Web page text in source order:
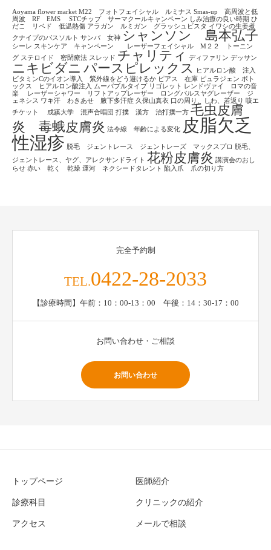
Aoyama flower market M22 フォトフェイシャル ルミナス Smas-up 高周波と低
周波 RF EMS
STCチップ サーマクールキャンペーン しみ治療の良い時期 ひ
だこ リベド 低温熱傷 アラガン ルミガン グラッシュビスタ イワシの生姜煮
クナイプのバスソルト サンバ 女神 シャンソン 島本弘子
シーレ スキンケア キャンペーン レーザーフェイシャル M２２ トーニン
グ ステロイド 密閉療法 スレッド チャリティ ディファリン デッサン
ニキビダニ パースピレックス
ヒアルロン酸 注入
ビタミンCのイオン導入 紫外線をどう避けるか ピアス 在庫 ピュラジェン ボト
ックス ヒアルロン酸注入
ムーバブルタイプ リゴレット レンドヴァイ ロマの音
楽
レーザーシャワー リフトアップレーザー ロングパルスヤグレーザー ジ
ェネシス ワキ汗 わきあせ 腋下多汗症 久保山真衣 口の周り、しわ、若返り 咳エ
チケット
成蹊大学 混声合唱団 打撲 漢方 治打撲一方 毛虫皮膚
炎 毒蛾皮膚炎 法令線 年齢による変化
皮脂欠乏
性湿疹 脱毛 ジェントレース ジェントレーズ マックスプロ
脱毛、
ジェントレース、ヤグ、アレクサンドライト 花粉皮膚炎 講演会のおし
らせ 赤い 乾く 乾燥 運河 ネクシードタレント 陥入爪 爪の切り方
完全予約制
TEL.0422-28-2033
【診療時間】午前：10：00-13：00 午後：14：30-17：00
お問い合わせ・ご相談
お問い合わせ
トップページ 医師紹介
診療科目 クリニックの紹介
アクセス メールで相談